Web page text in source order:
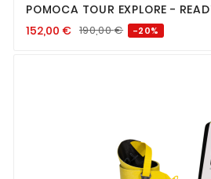
POMOCA TOUR EXPLORE -
152,00 € 190,00€ -20%